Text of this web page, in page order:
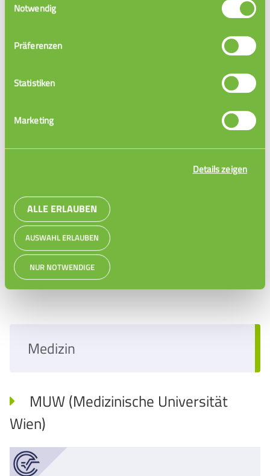
Notwendig
Präferenzen
Statistiken
Marketing
Details zeigen
ALLE ERLAUBEN
AUSWAHL ERLAUBEN
NUR NOTWENDIGE
Nadine: Kleintier
Medizin
MUW (Medizinische Universität
Wien)